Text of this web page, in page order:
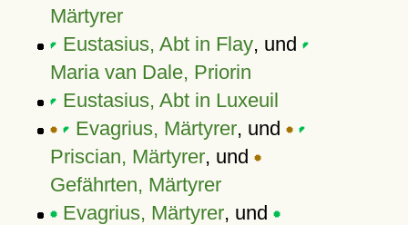
Märtyrer
Eustasius, Abt in Flay, und
Maria van Dale, Priorin
Eustasius, Abt in Luxeuil
Evagrius, Märtyrer, und
Priscian, Märtyrer, und
Gefährten, Märtyrer
Evagrius, Märtyrer, und